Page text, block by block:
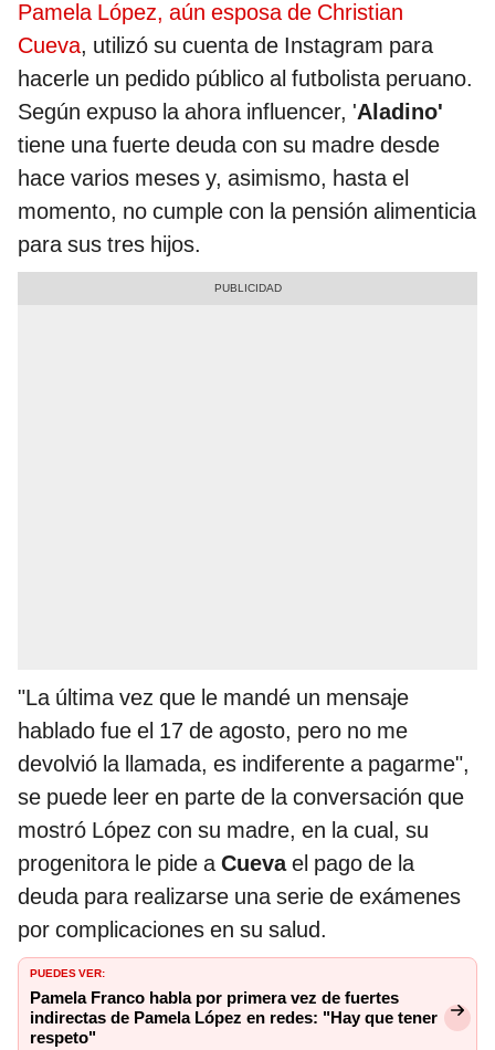
Pamela López, aún esposa de Christian
Cueva, utilizó su cuenta de Instagram para
hacerle un pedido público al futbolista peruano.
Según expuso la ahora influencer, 'Aladino'
tiene una fuerte deuda con su madre desde
hace varios meses y, asimismo, hasta el
momento, no cumple con la pensión alimenticia
para sus tres hijos.
"La última vez que le mandé un mensaje
hablado fue el 17 de agosto, pero no me
devolvió la llamada, es indiferente a pagarme",
se puede leer en parte de la conversación que
mostró López con su madre, en la cual, su
progenitora le pide aCuevael pago de la
deuda para realizarse una serie de exámenes
por complicaciones en su salud.
PUEDES VER:
Pamela Franco habla por primera vez de fuertes
indirectas de Pamela López en redes: "Hay que tener
respeto"